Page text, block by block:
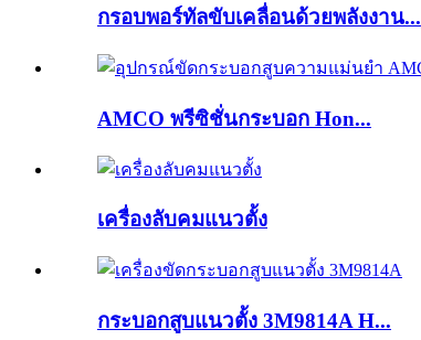
กรอบพอร์ทัลขับเคลื่อนด้วยพลังงาน...
AMCO พรีซิชั่นกระบอก Hon...
เครื่องลับคมแนวตั้ง
กระบอกสูบแนวตั้ง 3M9814A H...